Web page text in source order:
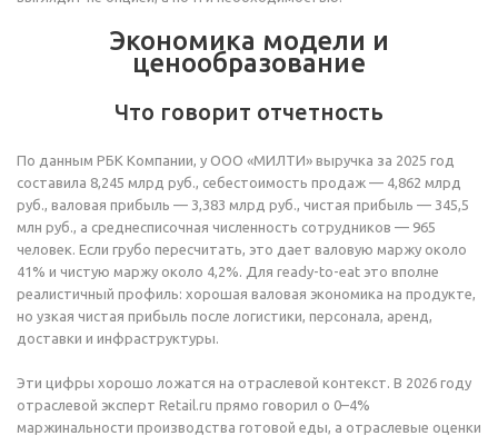
Экономика модели и
ценообразование
Что говорит отчетность
По данным РБК Компании, у ООО «МИЛТИ» выручка за 2025 год
составила 8,245 млрд руб., себестоимость продаж — 4,862 млрд
руб., валовая прибыль — 3,383 млрд руб., чистая прибыль — 345,5
млн руб., а среднесписочная численность сотрудников — 965
человек. Если грубо пересчитать, это дает валовую маржу около
41% и чистую маржу около 4,2%. Для ready-to-eat это вполне
реалистичный профиль: хорошая валовая экономика на продукте,
но узкая чистая прибыль после логистики, персонала, аренд,
доставки и инфраструктуры.
Эти цифры хорошо ложатся на отраслевой контекст. В 2026 году
отраслевой эксперт Retail.ru прямо говорил о 0–4%
маржинальности производства готовой еды, а отраслевые оценки